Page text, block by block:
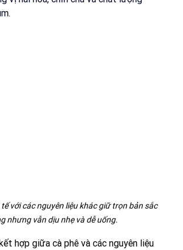
với các nguyên liệu khác giữ trọn bản sắc
nhưng vẫn dịu nhẹ và dễ uống.
hợp giữa cà phê và các nguyên liệu